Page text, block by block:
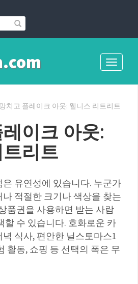
Toggle
망치고 플레이크 아웃: 웰니스 리트리트
이크 아웃:
리트
유연성에 있습니다. 누군가
적절한 크기나 색상을 찾는
품권을 사용하면 받는 사람
할 수 있습니다. 호화로운 카
식사, 편안한 닐스토마스1
활동, 쇼핑 등 선택의 폭은 무